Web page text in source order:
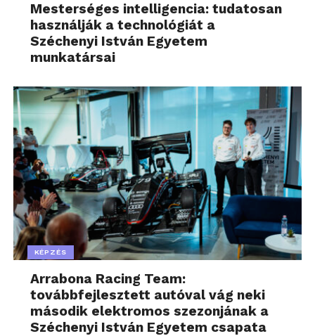
Mesterséges intelligencia: tudatosan
használják a technológiát a
Széchenyi István Egyetem
munkatársai
KÉPZÉS
Arrabona Racing Team:
továbbfejlesztett autóval vág neki
második elektromos szezonjának a
Széchenyi István Egyetem csapata